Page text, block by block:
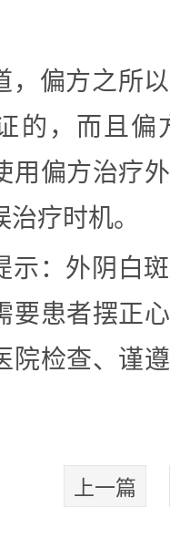
，偏方之所
的，而且偏
用偏方治疗
疗时机。
示：外阴白
要患者摆正
院检查、谨
上一篇